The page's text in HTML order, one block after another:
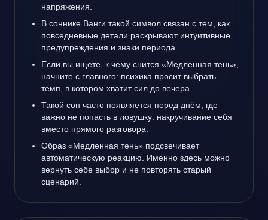
напряжения.
В соннике Ванги такой символ связан с тем, как
повседневные детали раскрывают интуитивные
предупреждения и знаки периода.
Если вы ищете, к чему снится «Медленная тень»,
начните с главного: психика просит выбрать
темп, в котором хватит сил до вечера.
Такой сон часто появляется перед днём, где
важно не попасть в ловушку: накручивание себя
вместо прямого разговора.
Образ «Медленная тень» подсвечивает
автоматическую реакцию. Именно здесь можно
вернуть себе выбор и не повторять старый
сценарий.